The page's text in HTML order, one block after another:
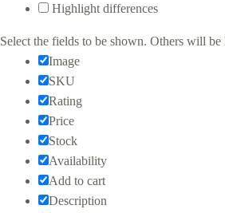
Highlight differences
Select the fields to be shown. Others will
Image
SKU
Rating
Price
Stock
Availability
Add to cart
Description